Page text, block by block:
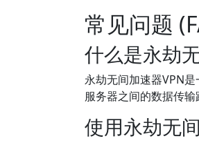
常见问题
什么是永劫
永劫无间加速器VPN
服务器之间的数据传输
使用永劫无